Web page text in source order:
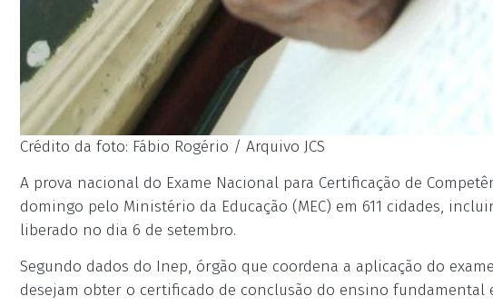
Crédito da foto: Fábio Rogério / Arquivo JCS
A prova nacional do Exame Nacional para Certificação de
domingo pelo Ministério da Educação (MEC) em 611 cidades,
liberado no dia 6 de setembro.
Segundo dados do Inep, órgão que coordena a aplicação do
desejam obter o certificado de conclusão do ensino fundamental